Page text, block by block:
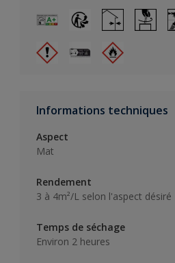
Informations techniques
Aspect
Mat
Rendement
3 à 4m²/L selon l'aspect désiré
Temps de séchage
Environ 2 heures